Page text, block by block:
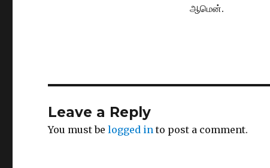
ஆமென்.
Leave a Reply
You must belogged in to post a comment.